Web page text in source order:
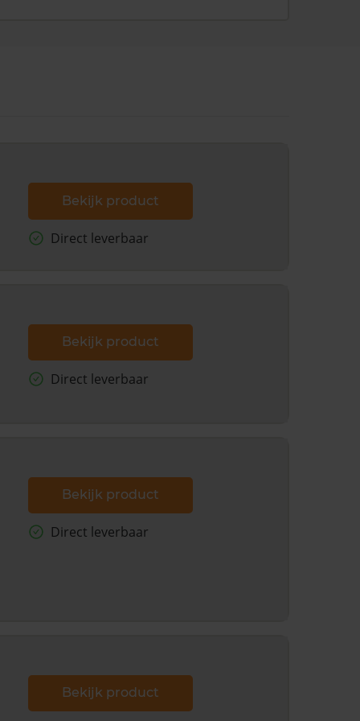
Bekijk product
Direct leverbaar
Bekijk product
Direct leverbaar
Bekijk product
Direct leverbaar
Bekijk product